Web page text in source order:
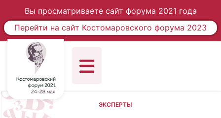
Вы просматриваете сайт форума 2021 года
Перейти на сайт Костомаровского форума 2023
ЭКСПЕРТЫ